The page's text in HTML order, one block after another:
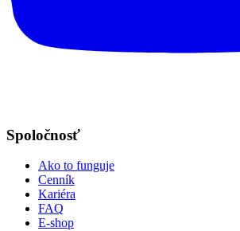
Spoločnosť
Ako to funguje
Cenník
Kariéra
FAQ
E-shop